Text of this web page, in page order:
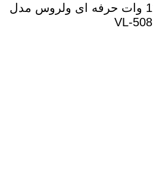
سشوار چرخشی 1200 وات حرفه ای ولروس مدل
VL-508